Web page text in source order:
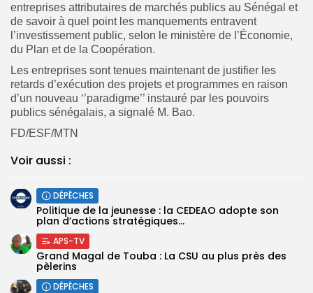
entreprises attributaires de marchés publics au Sénégal et
de savoir à quel point les manquements entravent
l’investissement public, selon le ministère de l’Économie,
du Plan et de la Coopération.
Les entreprises sont tenues maintenant de justifier les
retards d’exécution des projets et programmes en raison
d’un nouveau ‘’paradigme’’ instauré par les pouvoirs
publics sénégalais, a signalé M. Bao.
FD/ESF/MTN
Voir aussi :
DÉPÊCHES
Politique de la jeunesse : la CEDEAO adopte son
plan d’actions stratégiques...
APS-TV
Grand Magal de Touba : La CSU au plus près des
pèlerins
DÉPÊCHES